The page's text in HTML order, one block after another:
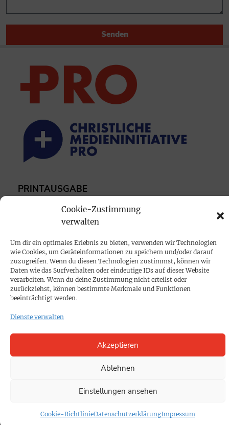
Cookie-Zustimmung
verwalten
Um dir ein optimales Erlebnis zu bieten, verwenden wir Technologien
wie Cookies, um Geräteinformationen zu speichern und/oder darauf
zuzugreifen. Wenn du diesen Technologien zustimmst, können wir
Daten wie das Surfverhalten oder eindeutige IDs auf dieser Website
verarbeiten. Wenn du deine Zustimmung nicht erteilst oder
zurückziehst, können bestimmte Merkmale und Funktionen
beeinträchtigt werden.
Dienste verwalten
Akzeptieren
Ablehnen
Einstellungen ansehen
Cookie-RichtlinieDatenschutzerklärungImpressum
Senden
PRINTAUSGABE
Mediadaten
Impressum
SPENDEN
Datenschutz